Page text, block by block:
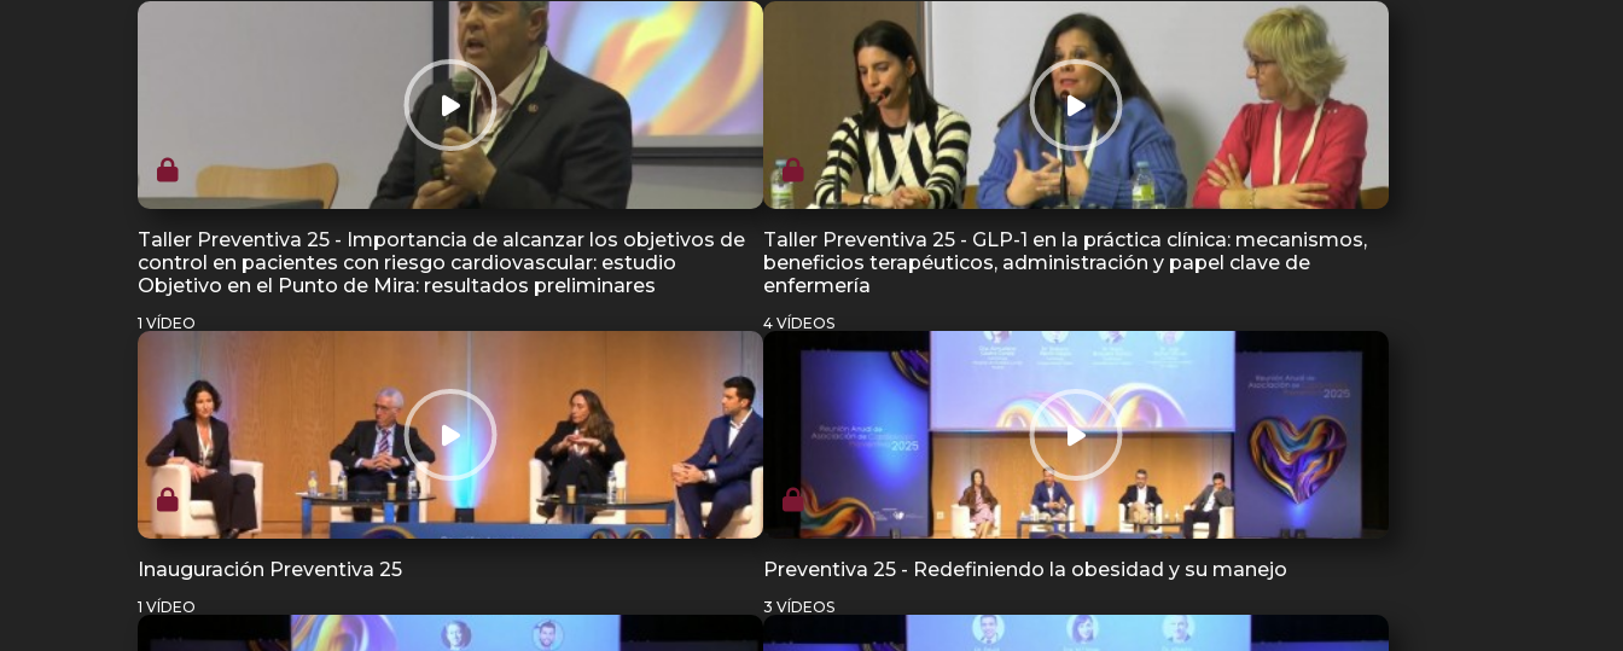
Taller Preventiva 25 - Importancia de alcanzar los objetivos de
control en pacientes con riesgo cardiovascular: estudio
Objetivo en el Punto de Mira: resultados preliminares
1 VÍDEO
Taller Preventiva 25 - GLP-1 en la práctica clínica: mecanismos,
beneficios terapéuticos, administración y papel clave de
enfermería
4 VÍDEOS
Inauguración Preventiva 25
1 VÍDEO
Preventiva 25 - Redefiniendo la obesidad y su manejo
3 VÍDEOS